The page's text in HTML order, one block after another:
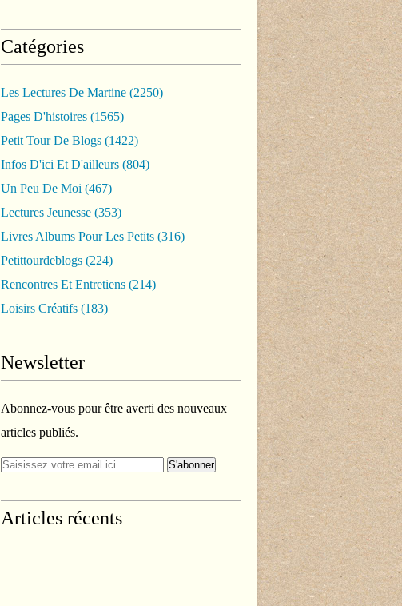
Catégories
Les Lectures De Martine (2250)
Pages D'histoires (1565)
Petit Tour De Blogs (1422)
Infos D'ici Et D'ailleurs (804)
Un Peu De Moi (467)
Lectures Jeunesse (353)
Livres Albums Pour Les Petits (316)
Petittourdeblogs (224)
Rencontres Et Entretiens (214)
Loisirs Créatifs (183)
Newsletter
Abonnez-vous pour être averti des nouveaux
articles publiés.
Articles récents